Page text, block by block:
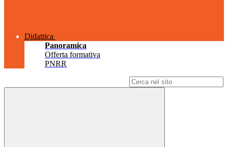
Didattica
Panoramica
Offerta formativa
PNRR